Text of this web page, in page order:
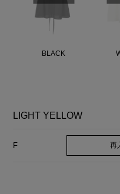
BLACK
LIGHT YELLOW
F 再